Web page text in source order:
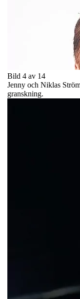
Bild 4 av 14
Jenny och Niklas
granskning.